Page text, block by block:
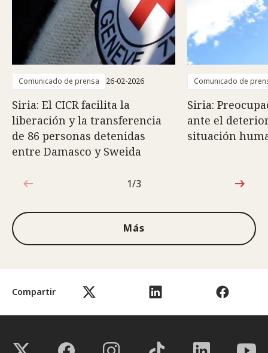
Compartir
Comunicado de prensa 26-02-2026
Siria: El CICR facilita la
liberación y la transferencia
de 86 personas detenidas
entre Damasco y Sweida
Comunicado de
Siria:
ante el
situación
1de3
1/3
Más